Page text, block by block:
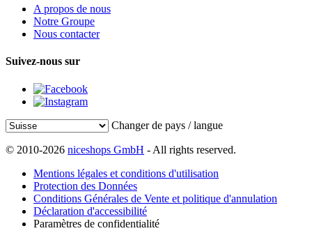
A propos de nous
Notre Groupe
Nous contacter
Suivez-nous sur
Changer de pays / langue
© 2010-2026 niceshops GmbH - All rights reserved.
Mentions légales et conditions d'utilisation
Protection des Données
Conditions Générales de Vente et politique d'annulation
Déclaration d'accessibilité
Paramètres de confidentialité